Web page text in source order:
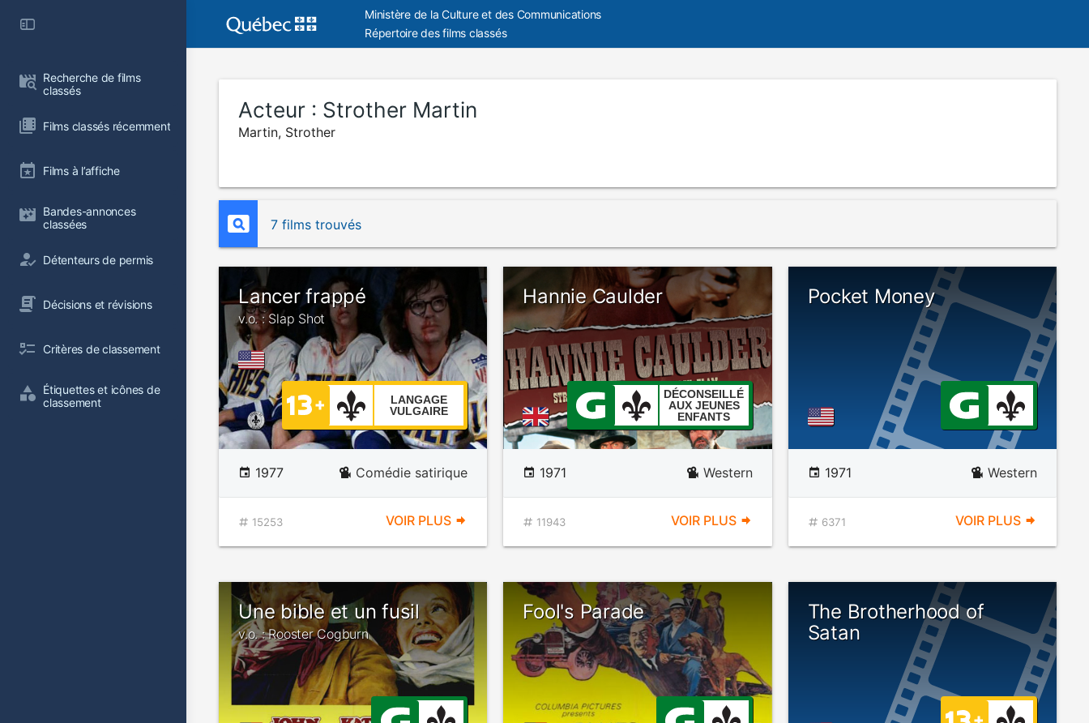
Recherche de films
classés
Films classés récemment
Films à l’affiche
Bandes-annonces
classées
Détenteurs de permis
Décisions et révisions
Critères de classement
Étiquettes et icônes de
classement
Ministère de la Culture et des Communications
Répertoire des films classés
Acteur : Strother Martin
Martin, Strother
7 films trouvés
Lancer frappé
v.o. : Slap Shot
LANGAGE
VULGAIRE
1977 Comédie satirique
15253 VOIR PLUS
Hannie Caulder
DÉCONSEILLÉ
AUX JEUNES
ENFANTS
1971 Western
11943 VOIR PLUS
Pocket Money
1971 Western
6371 VOIR PLUS
Une bible et un fusil
v.o. : Rooster Cogburn
Fool's Parade
The Brotherhood of
Satan